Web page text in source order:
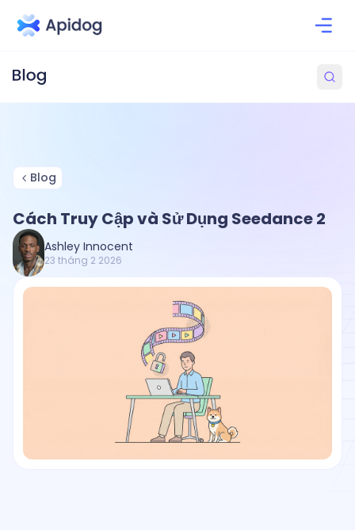
Blog
Cách Truy Cập và Sử Dụng Seedance 2
Ashley Innocent
23 tháng 2 2026